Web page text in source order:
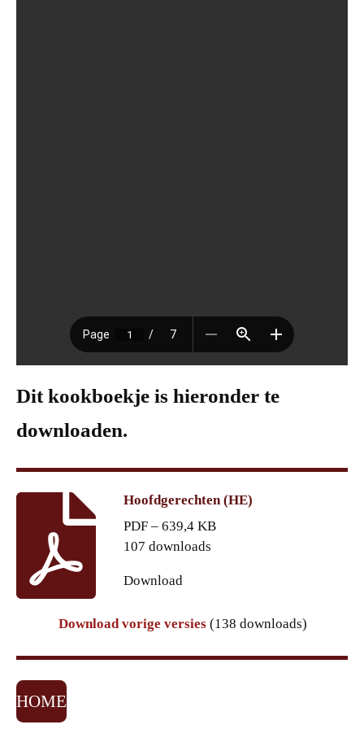
Dit kookboekje is hieronder te
downloaden.
Hoofdgerechten (HE)
PDF – 639,4 KB
107 downloads
Download
Download vorige versies (138 downloads)
HOME